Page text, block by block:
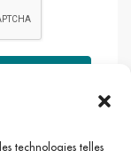
technologies telles